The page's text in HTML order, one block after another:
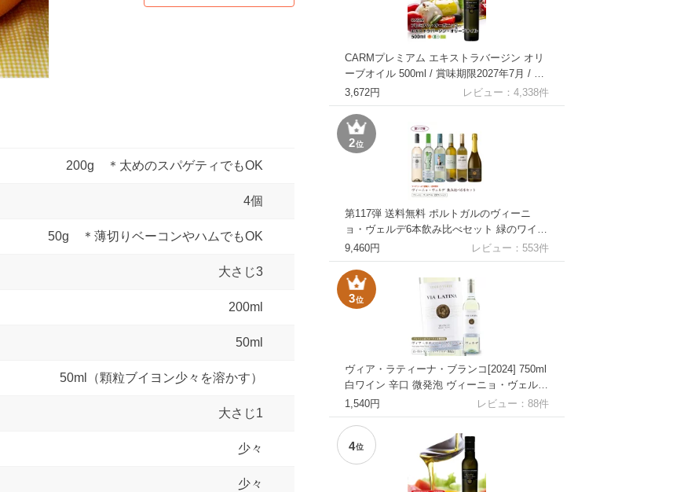
200g ＊太めのスパゲティでもOK
4個
50g ＊薄切りベーコンやハムでもOK
大さじ3
200ml
50ml
50ml（顆粒ブイヨン少々を溶かす）
大さじ1
少々
少々
CARMプレミアム エキストラバージン オリ
ーブオイル 500ml / 賞味期限2027年7月 / コ
ールドプレス 酸度0.1-0.2％ ポルトガル産 原
産地呼称 DOPトラズ・オス・モンテス
3,672円 レビュー： 4,338件
2位
第117弾 送料無料 ポルトガルのヴィーニ
ョ・ヴェルデ6本飲み比べセット 緑のワイン
ビーニョベルデ ※クール便は、+220円 辛口
直輸入 ポルトガルワイン
9,460円 レビュー： 553件
3位
ヴィア・ラティーナ・ブランコ[2024] 750ml
白ワイン 辛口 微発泡 ヴィーニョ・ヴェルデ
地方 スクリューキャップ 当店一番人気 直輸
入 ポルトガルワイン
1,540円 レビュー： 88件
4位